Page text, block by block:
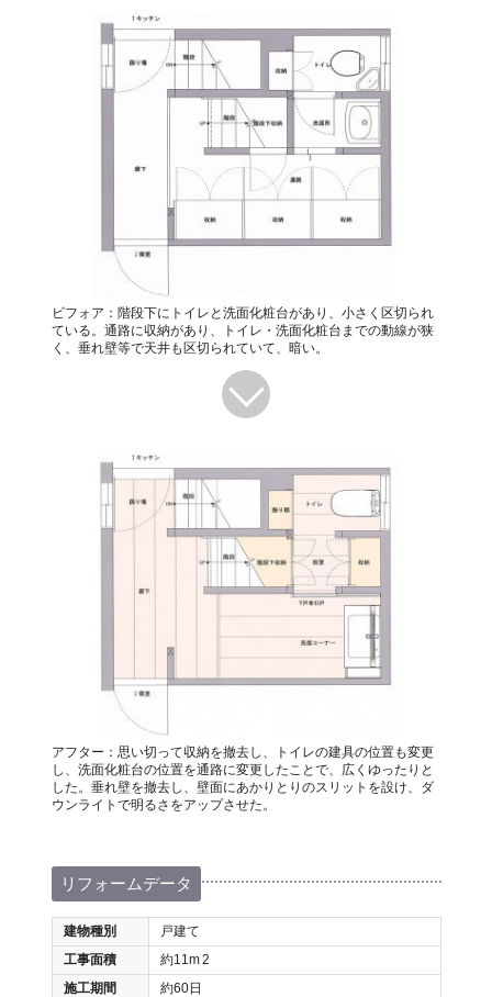
ビフォア：階段下にトイレと洗面化粧台があり、小さく区切られ
ている。通路に収納があり、トイレ・洗面化粧台までの動線が狭
く、垂れ壁等で天井も区切られていて、暗い。
アフター：思い切って収納を撤去し、トイレの建具の位置も変更
し、洗面化粧台の位置を通路に変更したことで、広くゆったりと
した。垂れ壁を撤去し、壁面にあかりとりのスリットを設け、ダ
ウンライトで明るさをアップさせた。
リフォームデータ
建物種別
戸建て
工事面積
約11m2
施工期間
約60日